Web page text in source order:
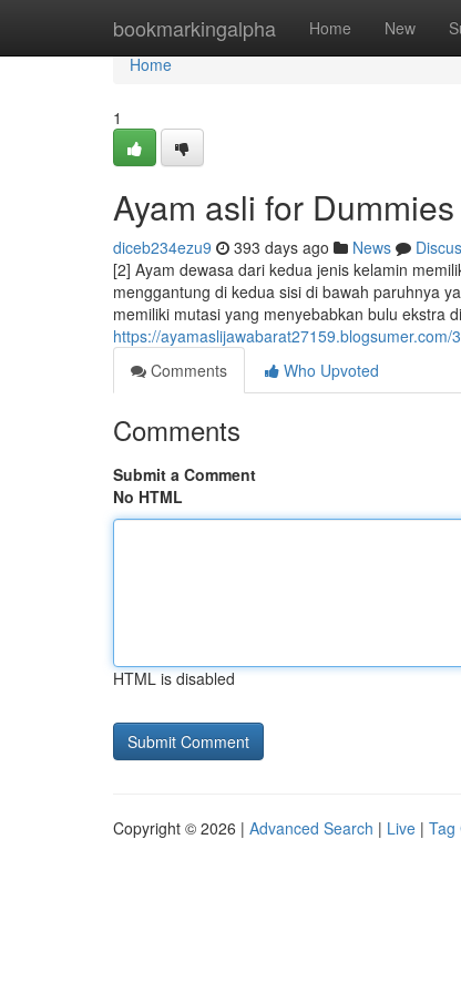
bookmarkingalpha Home New
Home
Home
1
Ayam asli for Dummies
diceb234ezu9 393 days ago News
[2] Ayam dewasa dari kedua jenis kelamin
menggantung di kedua sisi di bawah paruhnya
memiliki mutasi yang menyebabkan bulu ekstra
https://
Comments
Who Upvoted
Comments
Submit a Comment
No HTML
HTML is disabled
Copyright © 2026 | Advanced Search | Live | Tag